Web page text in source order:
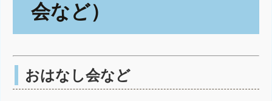
会など）
おはなし会など